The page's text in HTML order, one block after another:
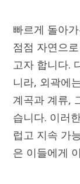
빠르게 돌아
점점 자연으
고자 합니다.
니라, 외곽에
계곡과 계류,
습니다. 이러
럽고 지속 가
은 이들에게